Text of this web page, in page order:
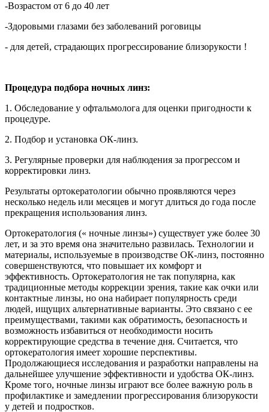
-Возрастом от 6 до 40 лет
-Здоровыми глазами без заболеваний роговицы
- для детей, страдающих прогрессирование близорукости !
Процедура подбора ночных линз:
1. Обследование у офтальмолога для оценки пригодности к
процедуре.
2. Подбор и установка ОК-линз.
3. Регулярные проверки для наблюдения за прогрессом и
корректировки линз.
Результаты ортокератологии обычно проявляются через
несколько недель или месяцев и могут длиться до года после
прекращения использования линз.
Ортокератология (« ночные линзы») существует уже более 30
лет, и за это время она значительно развилась. Технологии и
материалы, используемые в производстве ОК-линз, постоянно
совершенствуются, что повышает их комфорт и
эффективность. Ортокератология не так популярна, как
традиционные методы коррекции зрения, такие как очки или
контактные линзы, но она набирает популярность среди
людей, ищущих альтернативные варианты. Это связано с ее
преимуществами, такими как обратимость, безопасность и
возможность избавиться от необходимости носить
корректирующие средства в течение дня. Считается, что
ортокератология имеет хорошие перспективы.
Продолжающиеся исследования и разработки направлены на
дальнейшее улучшение эффективности и удобства ОК-линз.
Кроме того, ночные линзы играют все более важную роль в
профилактике и замедлении прогрессирования близорукости
у детей и подростков.